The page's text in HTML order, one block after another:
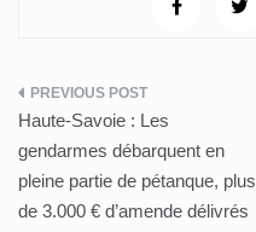
Post
navigation
Haute-Savoie : Les
gendarmes débarquent en
pleine partie de pétanque, plus
de 3.000 € d’amende délivrés